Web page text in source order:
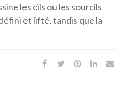
les cils ou les sourcils
et lifté, tandis que la